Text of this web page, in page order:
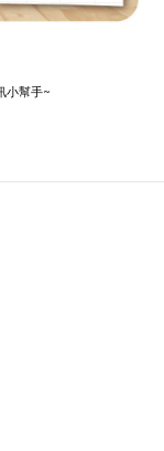
小幫手~